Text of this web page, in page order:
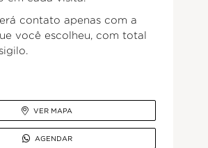
contato apenas com a
você escolheu, com total
 VER MAPA
 AGENDAR